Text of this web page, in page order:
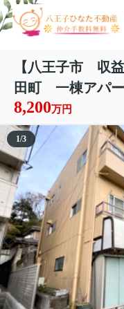
【八王子市 収
田町 一棟アパ
8,200万円
1/3